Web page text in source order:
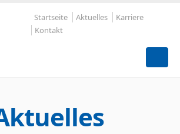
Startseite Aktuelles
Karriere
Kontakt